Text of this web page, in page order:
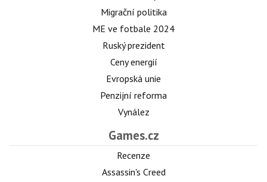
Migrační politika
ME ve fotbale 2024
Ruský prezident
Ceny energií
Evropská unie
Penzijní reforma
Vynález
Games.cz
Recenze
Assassin's Creed